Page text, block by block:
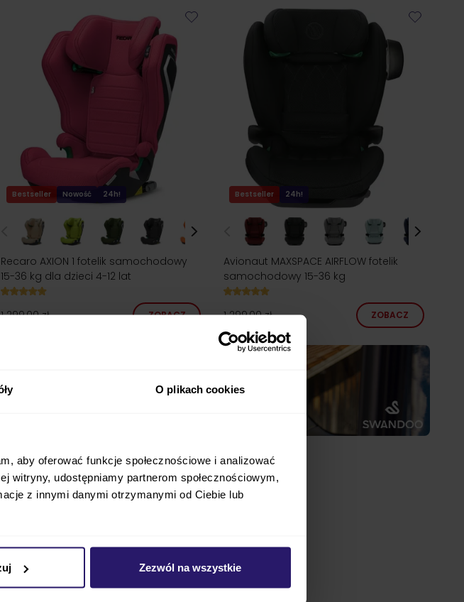
O plikach cookies
aby oferować funkcje społecznościowe i analizować
witryny, udostępniamy partnerom społecznościowym,
z innymi danymi otrzymanymi od Ciebie lub
Zezwól na wszystkie
Bestseller Nowość 24h!
Recaro AXION 1 fotelik samochodowy
15-36 kg dla dzieci 4-12 lat
1 299,00 zł ZOBACZ
Bestseller 24h!
Avionaut MAXSPACE AIRFLOW fotelik
samochodowy 15-36 kg
1 299,00 zł ZOBACZ